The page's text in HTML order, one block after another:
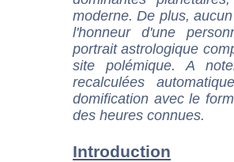
moderne. De plus,
l'honneur d'une
portrait astrologique
site polémique. A
recalculées
domification avec le
des heures connues.
Introduction